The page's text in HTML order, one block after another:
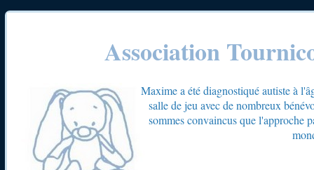
Association
Maxime a été diagnostiqué autiste à
salle de jeu avec de nombreux
sommes convaincus que l'approche